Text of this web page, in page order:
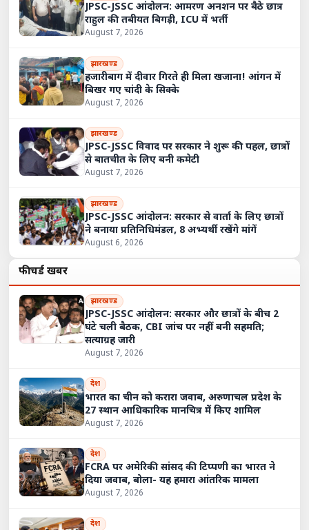
JPSC-JSSC आंदोलन: आमरण अनशन पर बैठे छात्र
राहुल की तबीयत बिगड़ी, ICU में भर्ती
August 7, 2026
झारखण्ड
हजारीबाग में दीवार गिरते ही मिला खजाना! आंगन में
बिखर गए चांदी के सिक्के
August 7, 2026
झारखण्ड
JPSC-JSSC विवाद पर सरकार ने शुरू की पहल, छात्रों
से बातचीत के लिए बनी कमेटी
August 7, 2026
झारखण्ड
JPSC-JSSC आंदोलन: सरकार से वार्ता के लिए छात्रों
ने बनाया प्रतिनिधिमंडल, 8 अभ्यर्थी रखेंगे मांगें
August 6, 2026
फीचर्ड खबरें
झारखण्ड
JPSC-JSSC आंदोलन: सरकार और छात्रों के बीच 2
घंटे चली बैठक, CBI जांच पर नहीं बनी सहमति;
सत्याग्रह जारी
August 7, 2026
देश
भारत का चीन को करारा जवाब, अरुणाचल प्रदेश के
27 स्थान आधिकारिक मानचित्र में किए शामिल
August 7, 2026
देश
FCRA पर अमेरिकी सांसद की टिप्पणी का भारत ने
दिया जवाब, बोला- यह हमारा आंतरिक मामला
August 7, 2026
देश